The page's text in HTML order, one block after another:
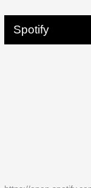
Spotify